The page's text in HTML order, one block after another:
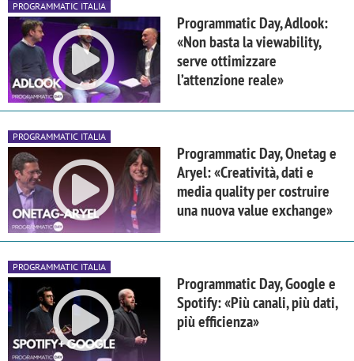
PROGRAMMATIC ITALIA
Programmatic Day, Adlook:
«Non basta la viewability,
serve ottimizzare
l’attenzione reale»
PROGRAMMATIC ITALIA
Programmatic Day, Onetag e
Aryel: «Creatività, dati e
media quality per costruire
una nuova value exchange»
PROGRAMMATIC ITALIA
Programmatic Day, Google e
Spotify: «Più canali, più dati,
più efficienza»